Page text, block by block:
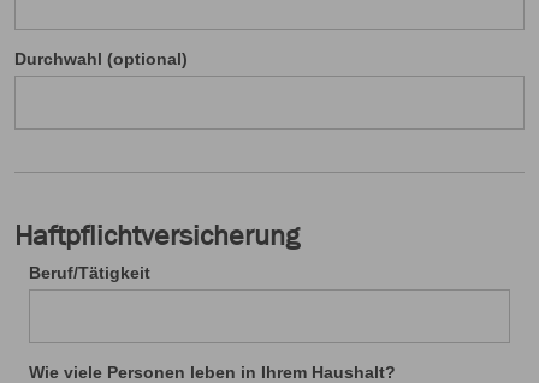
Durchwahl (optional)
Haftpflichtversicherung
Beruf/Tätigkeit
Wie viele Personen leben in Ihrem Haushalt?